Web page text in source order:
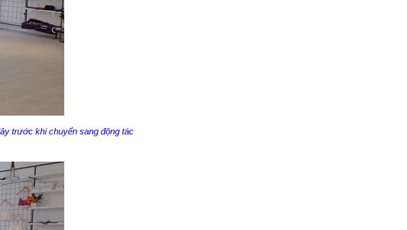
trước khi chuyển sang động tác